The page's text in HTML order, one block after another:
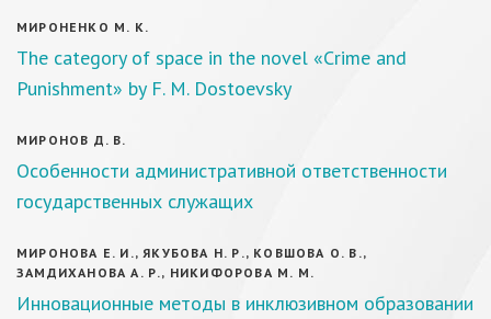
МИРОНЕНКО М. К.
The category of space in the novel «Crime and
Punishment» by F. M. Dostoevsky
МИРОНОВ Д. В.
Особенности административной ответственности
государственных служащих
МИРОНОВА Е. И., ЯКУБОВА Н. Р., КОВШОВА О. В.,
ЗАМДИХАНОВА А. Р., НИКИФОРОВА М. М.
Инновационные методы в инклюзивном образовании